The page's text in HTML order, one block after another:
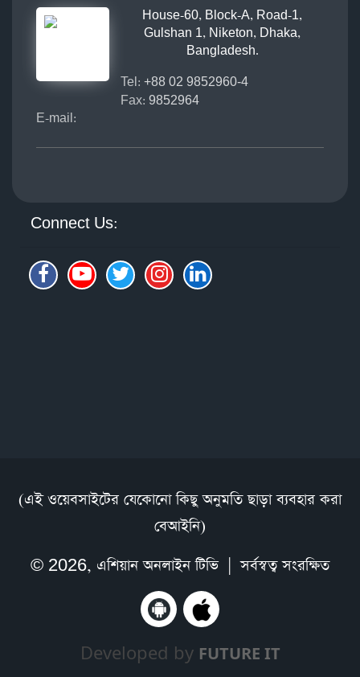
House-60, Block-A, Road-1,
Gulshan 1, Niketon, Dhaka,
Bangladesh.
Tel: +88 02 9852960-4
Fax: 9852964
E-mail:
Connect Us:
(এই ওয়েবসাইটের যেকোনো কিছু অনুমতি ছাড়া ব্যবহার করা
বেআইনি)
© 2026, এশিয়ান অনলাইন টিভি| সর্বস্বত্ব সংরক্ষিত
Developed by FUTURE IT